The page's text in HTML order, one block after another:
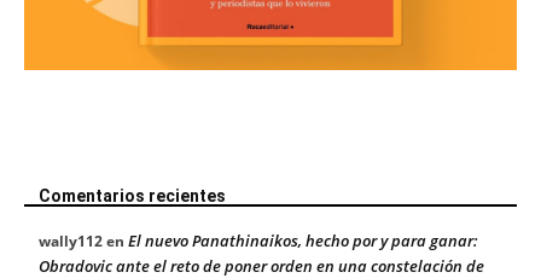
Comentarios recientes
wally112en El nuevo Panathinaikos, hecho por y para ganar:
Obradovic ante el reto de poner orden en una constelación de